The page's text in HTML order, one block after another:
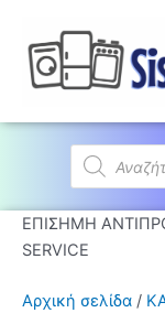
Products
search
Αρχική σελίδα /
ΕΠΙΣΗΜΗ
SERVICE